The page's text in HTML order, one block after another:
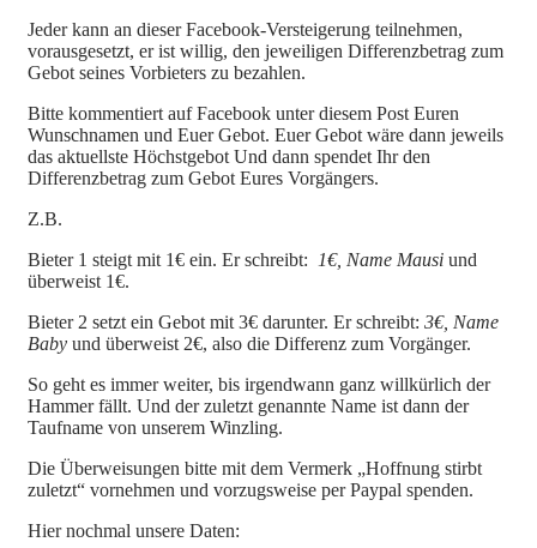
Jeder kann an dieser Facebook-Versteigerung teilnehmen,
vorausgesetzt, er ist willig, den jeweiligen Differenzbetrag zum
Gebot seines Vorbieters zu bezahlen.
Bitte kommentiert auf Facebook unter diesem Post Euren
Wunschnamen und Euer Gebot. Euer Gebot wäre dann jeweils
das aktuellste Höchstgebot Und dann spendet Ihr den
Differenzbetrag zum Gebot Eures Vorgängers.
Z.B.
Bieter 1 steigt mit 1€ ein. Er schreibt:
1€, Name Mausi und
überweist 1€.
Bieter 2 setzt ein Gebot mit 3€ darunter. Er schreibt: 3€, Name
Baby und überweist 2€, also die Differenz zum Vorgänger.
So geht es immer weiter, bis irgendwann ganz willkürlich der
Hammer fällt. Und der zuletzt genannte Name ist dann der
Taufname von unserem Winzling.
Die Überweisungen bitte mit dem Vermerk „Hoffnung stirbt
zuletzt“ vornehmen und vorzugsweise per Paypal spenden.
Hier nochmal unsere Daten: